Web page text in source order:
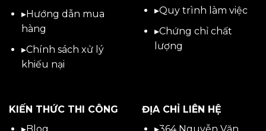
▸Hướng dẫn mua
hàng
▸Chính sách xử lý
khiếu nại
▸Quy trình làm việc
▸Chứng chỉ chất
lượng
KIẾN THỨC THI CÔNG
▸Blog
ĐỊA CHỈ LIÊN HỆ
▸364 Nguyễn Văn